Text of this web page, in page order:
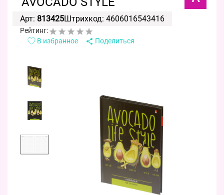
Арт: 813425Штрихкод: 4606016543416
Рейтинг:
В избранное
Поделиться